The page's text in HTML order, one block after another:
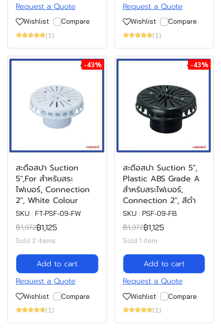
Request a Quote
Wishlist
Compare
(1)
Request a Quote
Wishlist
Compare
(1)
-43%
สะดือสปา Suction
5",For สำหรับสระ
ไฟเบอร์, Connection
2", White Colour
SKU : FT-PSF-09-FW
฿1,972฿1,125
Sold 2 items
Add to cart
Request a Quote
Wishlist
Compare
(1)
-43%
สะดือสปา Suction 5",
Plastic ABS Grade A
สำหรับสระไฟเบอร์,
Connection 2", สีดำ
SKU : PSF-09-FB
฿1,972฿1,125
Sold 1 item
Add to cart
Request a Quote
Wishlist
Compare
(1)